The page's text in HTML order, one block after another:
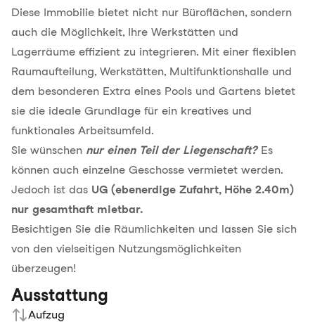
Diese Immobilie bietet nicht nur Büroflächen, sondern
auch die Möglichkeit, Ihre Werkstätten und
Lagerräume effizient zu integrieren. Mit einer flexiblen
Raumaufteilung, Werkstätten, Multifunktionshalle und
dem besonderen Extra eines Pools und Gartens bietet
sie die ideale Grundlage für ein kreatives und
funktionales Arbeitsumfeld.
Sie wünschen nur einen Teil der Liegenschaft?Es
können auch einzelne Geschosse vermietet werden.
Jedoch ist das UG (ebenerdige Zufahrt, Höhe 2.40m)
nur gesamthaft mietbar.
Besichtigen Sie die Räumlichkeiten und lassen Sie sich
von den vielseitigen Nutzungsmöglichkeiten
überzeugen!
Ausstattung
Aufzug